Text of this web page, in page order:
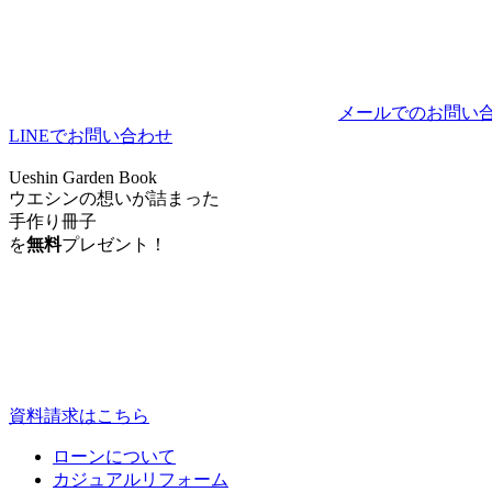
メールでのお問い
LINEでお問い合わせ
Ueshin Garden Book
ウエシンの想いが詰まった
手作り冊子
を無料プレゼント！
資料請求はこちら
ローンについて
カジュアルリフォーム